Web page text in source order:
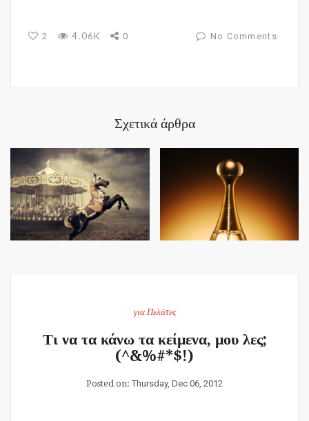
2 4.06K 0 No Comments
Σχετικά άρθρα
για Πελάτες
Τι να τα κάνω τα κείμενα, μου λες;
(^&%#*$!)
Posted on: Thursday, Dec 06, 2012